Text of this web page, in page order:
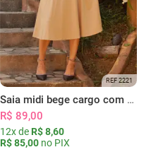
REF 2221
Saia midi bege cargo com bolsos
R$ 89,00
12x de R$ 8,60
R$ 85,00 no PIX